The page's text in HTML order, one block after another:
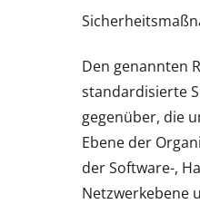
Den genannten
standardisierte
gegenüber, die
Ebene der
der Software-,
Netzwerkebene